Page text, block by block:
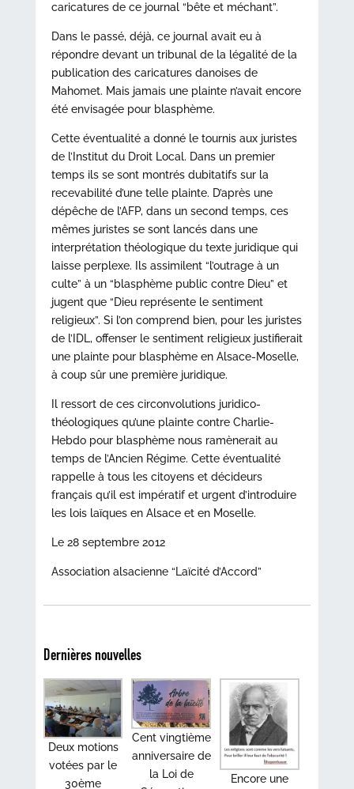
caricatures de ce journal “bête et méchant”.
Dans le passé, déjà, ce journal avait eu à
répondre devant un tribunal de la légalité de la
publication des caricatures danoises de
Mahomet. Mais jamais une plainte n’avait encore
été envisagée pour blasphème.
Cette éventualité a donné le tournis aux juristes
de l’Institut du Droit Local. Dans un premier
temps ils se sont montrés dubitatifs sur la
recevabilité d’une telle plainte. D’après une
dépêche de l’AFP, dans un second temps, ces
mêmes juristes se sont lancés dans une
interprétation théologique du texte juridique qui
laisse perplexe. Ils assimilent “l’outrage à un
culte” à un “blasphème public contre Dieu” et
jugent que “Dieu représente le sentiment
religieux”. Si l’on comprend bien, pour les juristes
de l’IDL, offenser le sentiment religieux justifierait
une plainte pour blasphème en Alsace-Moselle,
à coup sûr une première juridique.
Il ressort de ces circonvolutions juridico-
théologiques qu’une plainte contre Charlie-
Hebdo pour blasphème nous ramènerait au
temps de l’Ancien Régime. Cette éventualité
rappelle à tous les citoyens et décideurs
français qu’il est impératif et urgent d’introduire
les lois laïques en Alsace et en Moselle.
Le 28 septembre 2012
Association alsacienne “Laïcité d’Accord”
Dernières nouvelles
Deux motions
votées par le
30ème
Cent vingtième
anniversaire de
la Loi de
Encore une